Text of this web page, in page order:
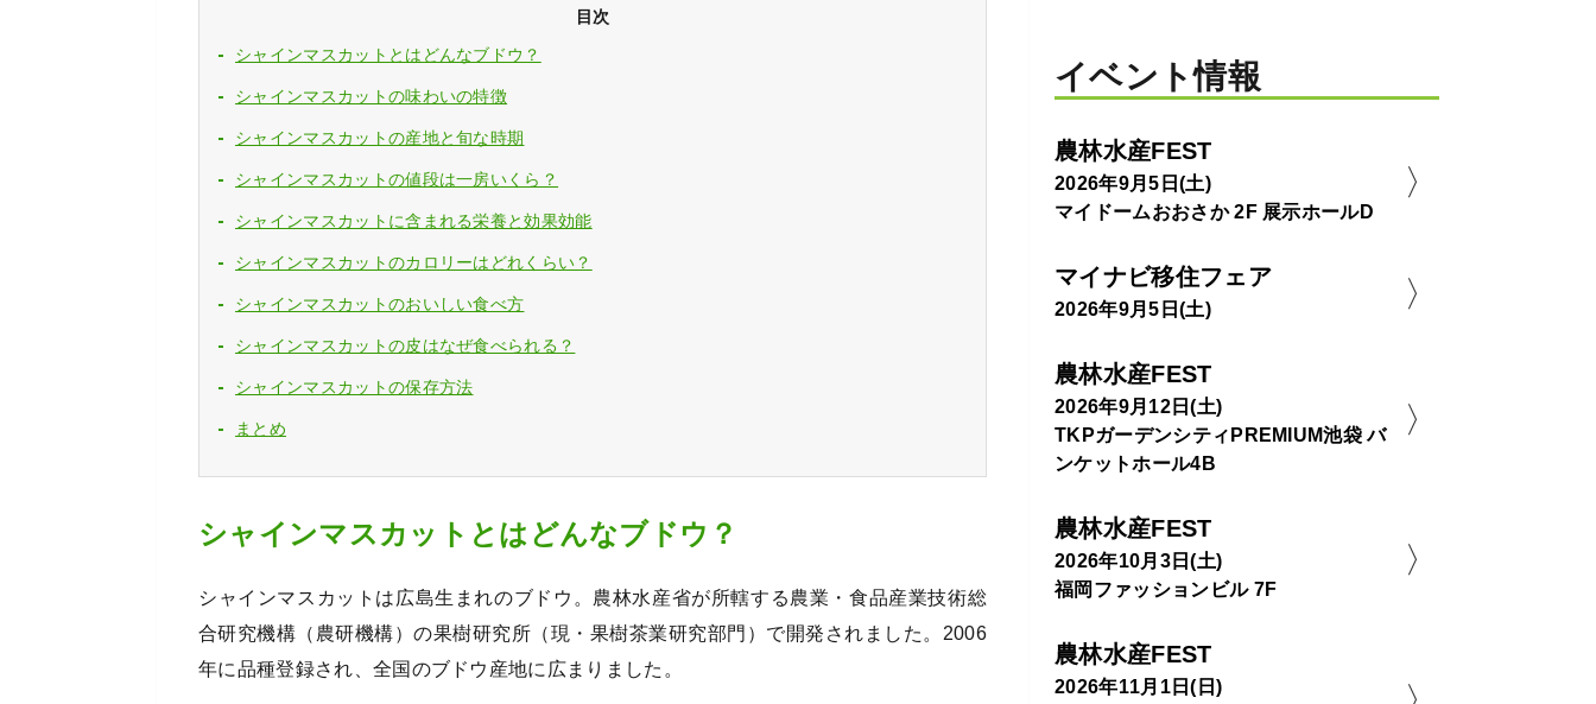
目次
シャインマスカットとはどんなブドウ？
シャインマスカットの味わいの特徴
シャインマスカットの産地と旬な時期
シャインマスカットの値段は一房いくら？
シャインマスカットに含まれる栄養と効果効能
シャインマスカットのカロリーはどれくらい？
シャインマスカットのおいしい食べ方
シャインマスカットの皮はなぜ食べられる？
シャインマスカットの保存方法
まとめ
シャインマスカットとはどんなブドウ？
シャインマスカットは広島生まれのブドウ。農林水産省が所轄する農業・食品産業技術総
合研究機構（農研機構）の果樹研究所（現・果樹茶業研究部門）で開発されました。2006
年に品種登録され、全国のブドウ産地に広まりました。
イベント情報
農林水産FEST
2026年9月5日(土)
マイドームおおさか 2F 展示ホールD
マイナビ移住フェア
2026年9月5日(土)
農林水産FEST
2026年9月12日(土)
TKPガーデンシティPREMIUM池袋 バ
ンケットホール4B
農林水産FEST
2026年10月3日(土)
福岡ファッションビル 7F
農林水産FEST
2026年11月1日(日)